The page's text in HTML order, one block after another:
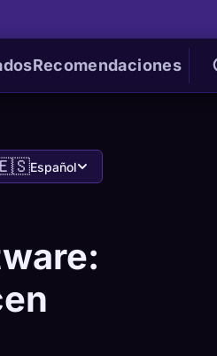
Recomendaciones
Español